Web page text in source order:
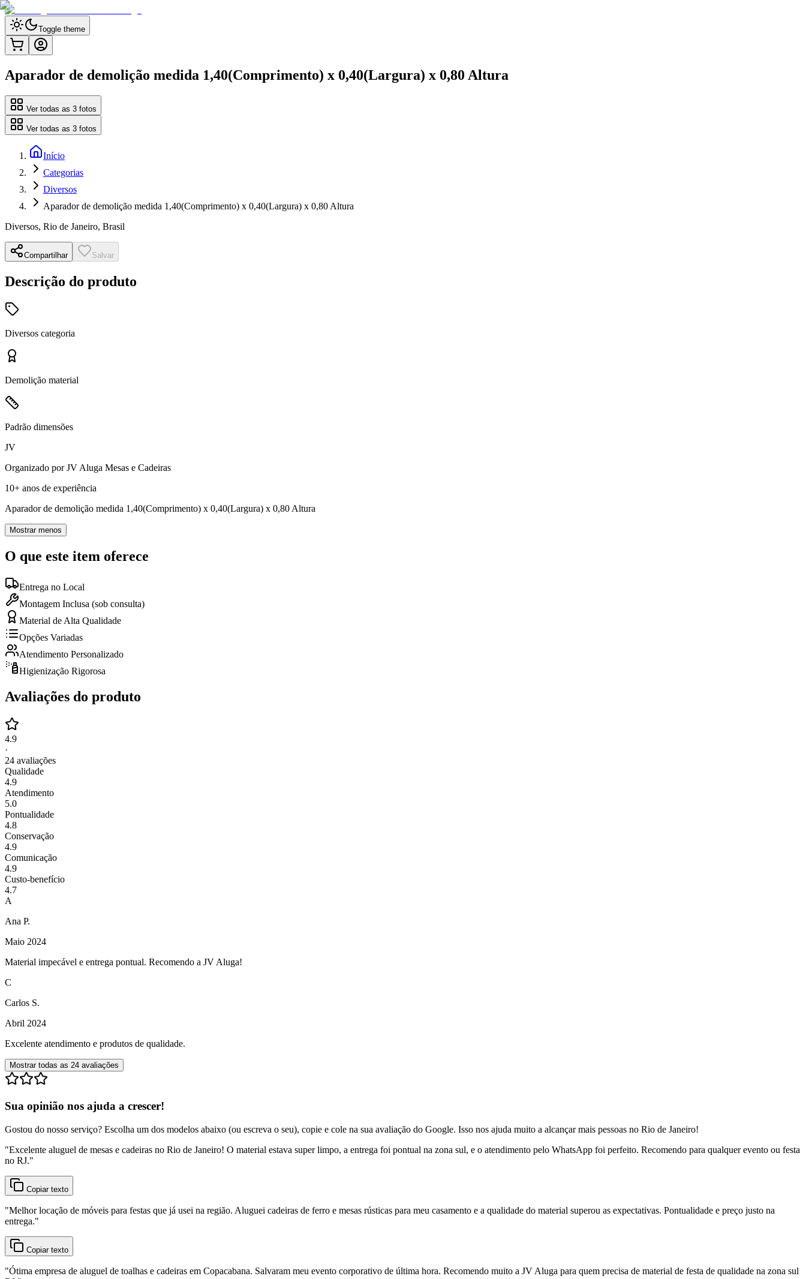
Toggle theme
Aparador de demolição medida 1,40(Comprimento) x 0,40(Largura) x 0,80 Altura
Ver todas as 3 fotos
Ver todas as 3 fotos
Início
Categorias
Diversos
Aparador de demolição medida 1,40(Comprimento) x 0,40(Largura) x 0,80 Altura
Diversos, Rio de Janeiro, Brasil
Compartilhar Salvar
Descrição do produto
Diversos categoria
Demolição material
Padrão dimensões
JV
Organizado porJV Aluga Mesas e Cadeiras
10+ anos de experiência
Aparador de demolição medida 1,40(Comprimento) x 0,40(Largura) x 0,80 Altura
Mostrar menos
O que este item oferece
Entrega no Local
Montagem Inclusa (sob consulta)
Material de Alta Qualidade
Opções Variadas
Atendimento Personalizado
Higienização Rigorosa
Avaliações do produto
4.9
·
24 avaliações
Qualidade
4.9
Atendimento
5.0
Pontualidade
4.8
Conservação
4.9
Comunicação
4.9
Custo-benefício
4.7
A
Ana P.
Maio 2024
Material impecável e entrega pontual. Recomendo a JV Aluga!
C
Carlos S.
Abril 2024
Excelente atendimento e produtos de qualidade.
Mostrar todas as 24 avaliações
Sua opinião nos ajuda a crescer!
Gostou do nosso serviço? Escolha um dos modelos abaixo (ou escreva o seu), copie e cole na sua avaliação do Google. Isso nos ajuda muito a alcançar mais pessoas no Rio de Janeiro!
"Excelente aluguel de mesas e cadeiras no Rio de Janeiro! O material estava super limpo, a entrega foi pontual na zona sul, e o atendimento pelo WhatsApp foi perfeito. Recomendo para qualquer evento ou festa
no RJ."
Copiar texto
"Melhor locação de móveis para festas que já usei na região. Aluguei cadeiras de ferro e mesas rústicas para meu casamento e a qualidade do material superou as expectativas. Pontualidade e preço justo na
entrega."
Copiar texto
"Ótima empresa de aluguel de toalhas e cadeiras em Copacabana. Salvaram meu evento corporativo de última hora. Recomendo muito a JV Aluga para quem precisa de material de festa de qualidade na zona sul